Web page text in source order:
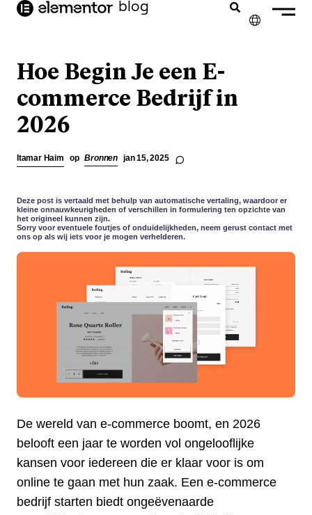
blog
ENGLISH
FRANÇAIS
ITALIANO
Hoe Begin Je een E-
commerce Bedrijf in
2026
Itamar Haim op Bronnen jan 15, 2025
Deze post is vertaald met behulp van automatische vertaling, waardoor er
kleine onnauwkeurigheden of verschillen in formulering ten opzichte van
het origineel kunnen zijn.
Sorry voor eventuele foutjes of onduidelijkheden, neem gerust contact met
ons op als wij iets voor je mogen verhelderen.
De wereld van e-commerce boomt, en 2026
belooft een jaar te worden vol ongelooflijke
kansen voor iedereen die er klaar voor is om
online te gaan met hun zaak. Een e-commerce
bedrijf starten biedt ongeëvenaarde